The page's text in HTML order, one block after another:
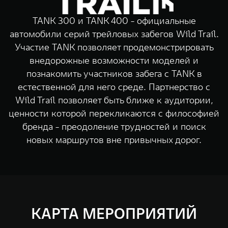
TANK 500
Веди за собой
от 6 499 000 ₽
TANK 700
Сила
от 10
Корпоративным клиентам
TANK ФИНАНСЫ
TANK Кредит
TANK Лизинг
TANK Страхование
Специальные предложения
Моторные масла
ЦИФРОВЫЕ СЕРВИСЫ TANK
Цифровые сервисы TANK
Подписки
TANK 300 и TANK 400 - официальные
автомобили серий трейловых забегов Wild Trail.
Участие TANK позволяет продемонстрировать
внедорожные возможности моделей и
познакомить участников забега с TANK в
естественной для него среде. Партнерство с
Wild Trail позволяет быть ближе к аудитории,
ценности которой перекликаются с философией
бренда - преодоление трудностей и поиск
новых маршрутов вне привычных дорог.
КАРТА МЕРОПРИЯТИЙ